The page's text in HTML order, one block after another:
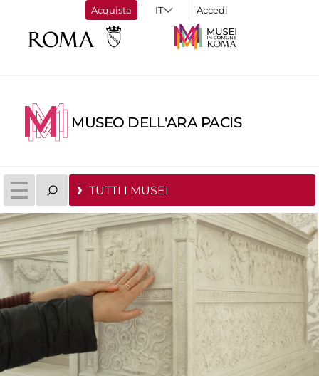
Acquista Accedi
MUSEO DELL'ARA PACIS
TUTTI I MUSEI